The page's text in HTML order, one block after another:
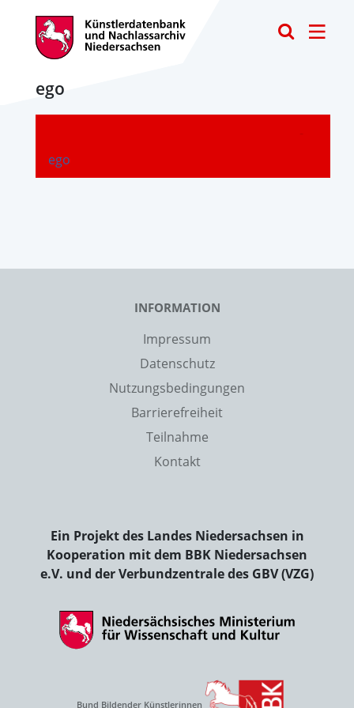
ego
ego
-
INFORMATION
Impressum
Datenschutz
Nutzungsbedingungen
Barrierefreiheit
Teilnahme
Kontakt
Ein Projekt des Landes Niedersachsen in
Kooperation mit dem BBK Niedersachsen
e.V. und der Verbundzentrale des GBV (VZG)
Bund Bildender Künstlerinnen